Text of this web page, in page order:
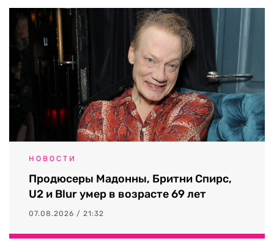
НОВОСТИ
Продюсеры Мадонны, Бритни Спирс,
U2 и Blur умер в возрасте 69 лет
07.08.2026 / 21:32